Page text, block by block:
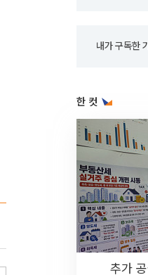
내가 구독한
한 컷
추가